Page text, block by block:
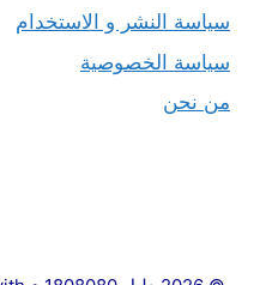
سياسة النشر و الاستخدام
سياسة الخصوصية
من نحن